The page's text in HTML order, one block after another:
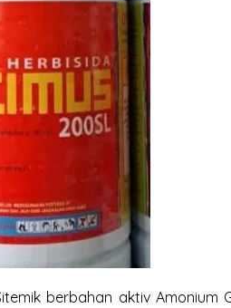
berbahan aktiv Amonium